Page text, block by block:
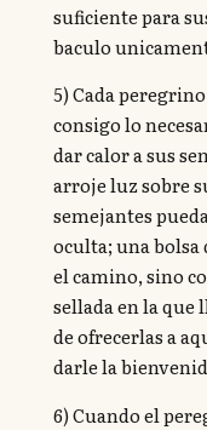
suficiente para
baculo
5) Cada
consigo lo
dar calor a sus
arroje luz sobre
semejantes
oculta; una bolsa
el camino, sino
sellada en la que
de ofrecerlas a
darle la
6) Cuando el